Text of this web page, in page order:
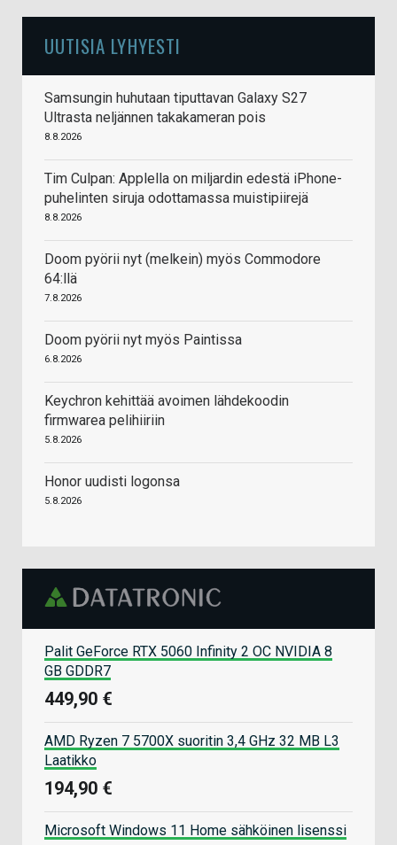
UUTISIA LYHYESTI
Samsungin huhutaan tiputtavan Galaxy S27
Ultrasta neljännen takakameran pois
8.8.2026
Tim Culpan: Applella on miljardin edestä iPhone-
puhelinten siruja odottamassa muistipiirejä
8.8.2026
Doom pyörii nyt (melkein) myös Commodore
64:llä
7.8.2026
Doom pyörii nyt myös Paintissa
6.8.2026
Keychron kehittää avoimen lähdekoodin
firmwarea pelihiiriin
5.8.2026
Honor uudisti logonsa
5.8.2026
Palit GeForce RTX 5060 Infinity 2 OC NVIDIA 8
GB GDDR7
449,90 €
AMD Ryzen 7 5700X suoritin 3,4 GHz 32 MB L3
Laatikko
194,90 €
Microsoft Windows 11 Home sähköinen lisenssi